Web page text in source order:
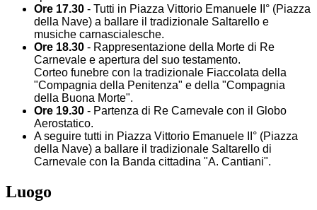
Ore 17.30 - Tutti in Piazza Vittorio Emanuele II° (Piazza
della Nave) a ballare il tradizionale Saltarello e
musiche carnascialesche.
Ore 18.30 - Rappresentazione della Morte di Re
Carnevale e apertura del suo testamento.
Corteo funebre con la tradizionale Fiaccolata della
"Compagnia della Penitenza" e della "Compagnia
della Buona Morte".
Ore 19.30 - Partenza di Re Carnevale con il Globo
Aerostatico.
A seguire tutti in Piazza Vittorio Emanuele II° (Piazza
della Nave) a ballare il tradizionale Saltarello di
Carnevale con la Banda cittadina "A. Cantiani".
Luogo